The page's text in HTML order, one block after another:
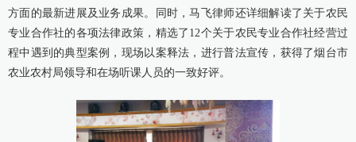
方面的最新进展及业务成果。同时，马飞律师还详细解读了关于农民
专业合作社的各项法律政策，精选了12个关于农民专业合作社经营过
程中遇到的典型案例，现场以案释法，进行普法宣传，获得了烟台市
农业农村局领导和在场听课人员的一致好评。